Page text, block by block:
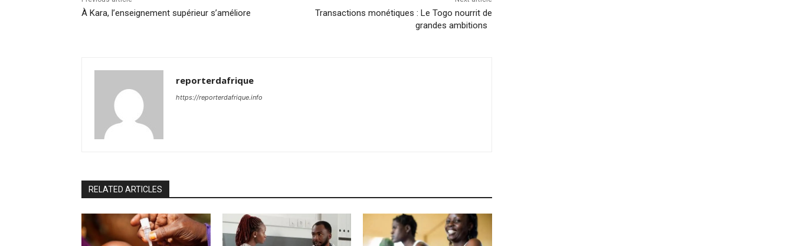
À Kara, l’enseignement supérieur s’améliore
Transactions monétiques : Le Togo nourrit de
grandes ambitions
reporterdafrique
https://reporterdafrique.info
RELATED ARTICLES